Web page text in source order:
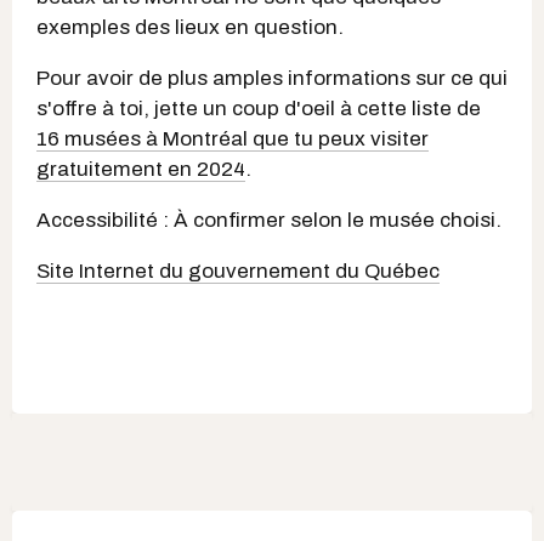
exemples des lieux en question.
Pour avoir de plus amples informations sur ce qui
s'offre à toi, jette un coup d'oeil à cette liste de
16 musées à Montréal que tu peux visiter
gratuitement en 2024.
Accessibilité : À confirmer selon le musée choisi.
Site Internet du gouvernement du Québec